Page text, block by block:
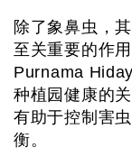
除了象鼻虫，
至关重要的作
Purnama
种植园健康的
有助于控制害
衡。